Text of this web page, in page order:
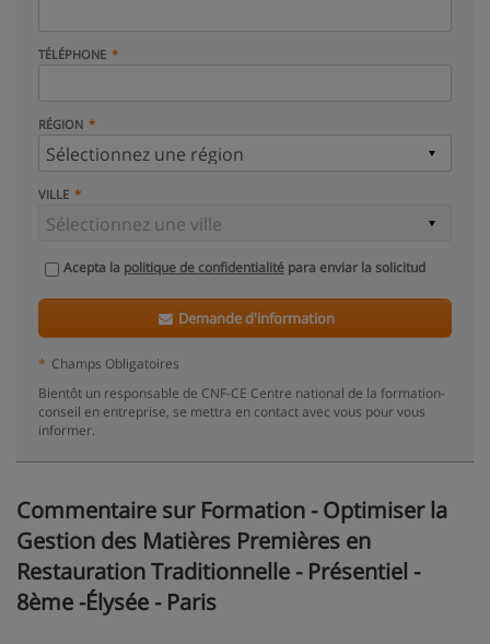
TÉLÉPHONE
RÉGION
VILLE
Acepta la politique de confidentialité para enviar la solicitud
Demande d'information
* Champs Obligatoires
Bientôt un responsable de CNF-CE Centre national de la formation-
conseil en entreprise, se mettra en contact avec vous pour vous
informer.
Commentaire sur Formation - Optimiser la
Gestion des Matières Premières en
Restauration Traditionnelle - Présentiel -
8ème -Élysée - Paris